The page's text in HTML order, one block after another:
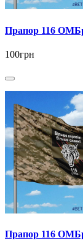
Прапор 116
100грн
Прапор 116